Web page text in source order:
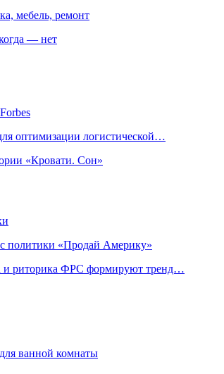
мебель, ремонт
— нет
оптимизации логистической…
«Кровати. Сон»
политики «Продай Америку»
и риторика ФРС формируют тренд…
ванной комнаты